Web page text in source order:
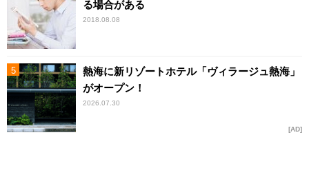
る場合がある
2018.08.08
熱海に新リゾートホテル「ヴィラージュ熱海」
がオープン！
2026.07.30
AD